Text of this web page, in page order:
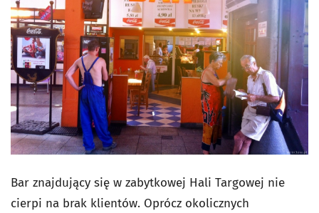
Bar znajdujący się w zabytkowej Hali Targowej nie
cierpi na brak klientów. Oprócz okolicznych